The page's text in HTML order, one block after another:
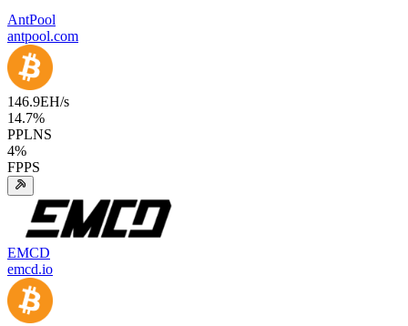
AntPool
antpool.com
146.9EH/s
14.7%
PPLNS
4%
FPPS
EMCD
emcd.io